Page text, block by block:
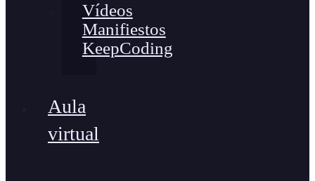
Vídeos
Manifiestos
KeepCoding
Aula
virtual